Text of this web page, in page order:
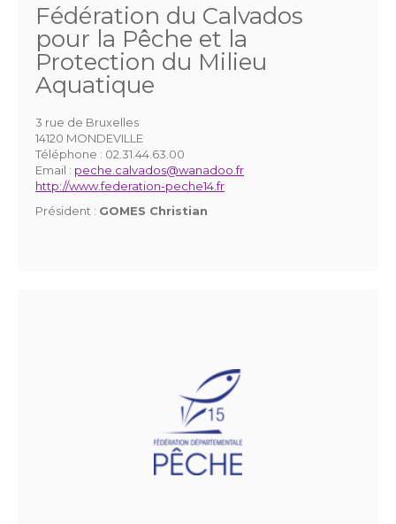
Fédération du Calvados
pour la Pêche et la
Protection du Milieu
Aquatique
3 rue de Bruxelles
14120 MONDEVILLE
Téléphone : 02.31.44.63.00
Email : peche.calvados@wanadoo.fr
http://www.federation-peche14.fr
Président : GOMES Christian